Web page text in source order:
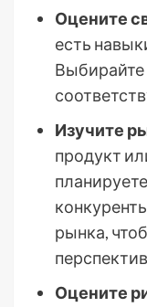
Оцените
есть
Выбирайте
Изучите
продукт
рынка,
Оцените